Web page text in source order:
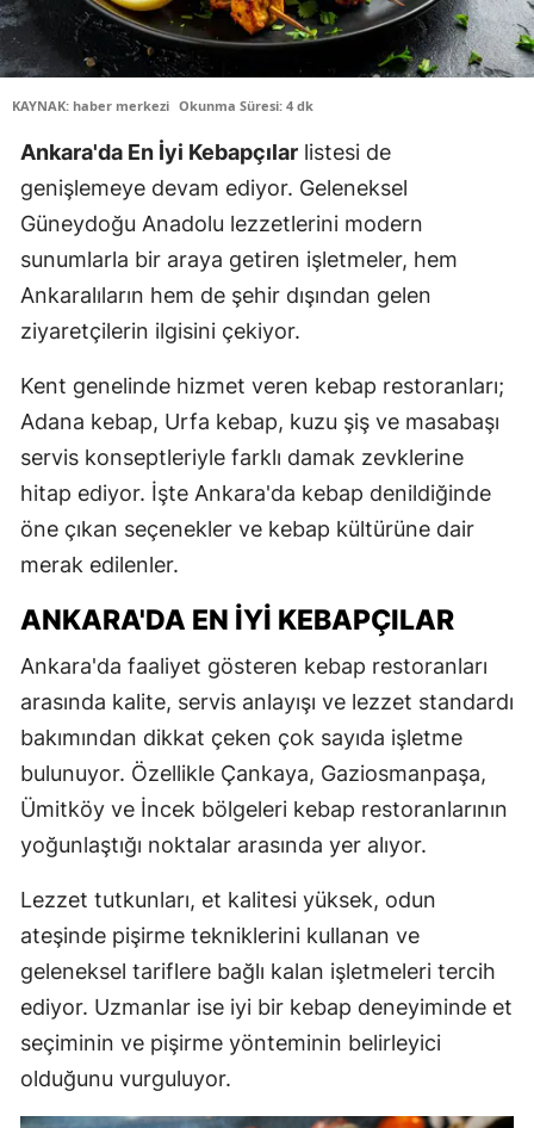
KAYNAK: haber merkezi Okunma Süresi: 4 dk
Ankara'da En İyi Kebapçılar listesi de
genişlemeye devam ediyor. Geleneksel
Güneydoğu Anadolu lezzetlerini modern
sunumlarla bir araya getiren işletmeler, hem
Ankaralıların hem de şehir dışından gelen
ziyaretçilerin ilgisini çekiyor.
Kent genelinde hizmet veren kebap restoranları;
Adana kebap, Urfa kebap, kuzu şiş ve masabaşı
servis konseptleriyle farklı damak zevklerine
hitap ediyor. İşte Ankara'da kebap denildiğinde
öne çıkan seçenekler ve kebap kültürüne dair
merak edilenler.
ANKARA'DA EN İYI KEBAPÇILAR
Ankara'da faaliyet gösteren kebap restoranları
arasında kalite, servis anlayışı ve lezzet standardı
bakımından dikkat çeken çok sayıda işletme
bulunuyor. Özellikle Çankaya, Gaziosmanpaşa,
Ümitköy ve İncek bölgeleri kebap restoranlarının
yoğunlaştığı noktalar arasında yer alıyor.
Lezzet tutkunları, et kalitesi yüksek, odun
ateşinde pişirme tekniklerini kullanan ve
geleneksel tariflere bağlı kalan işletmeleri tercih
ediyor. Uzmanlar ise iyi bir kebap deneyiminde et
seçiminin ve pişirme yönteminin belirleyici
olduğunu vurguluyor.